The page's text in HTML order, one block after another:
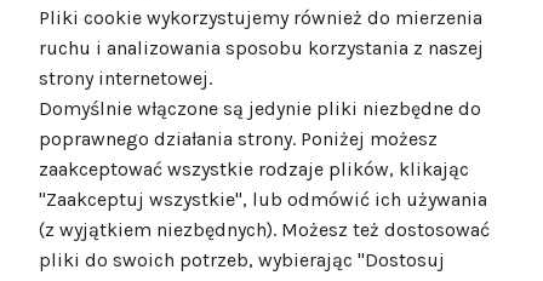
Pliki cookie wykorzystujemy również do mierzenia
ruchu i analizowania sposobu korzystania z naszej
strony internetowej.
Domyślnie włączone są jedynie pliki niezbędne do
poprawnego działania strony. Poniżej możesz
zaakceptować wszystkie rodzaje plików, klikając
"Zaakceptuj wszystkie", lub odmówić ich używania
(z wyjątkiem niezbędnych). Możesz też dostosować
pliki do swoich potrzeb, wybierając "Dostosuj